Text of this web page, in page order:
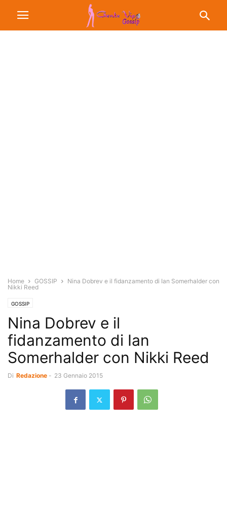
Home GOSSIP
Nina Dobrev e il fidanzamento di Ian Somerhalder con
Nikki Reed
GOSSIP
Nina Dobrev e il
fidanzamento di Ian
Somerhalder con Nikki Reed
Di Redazione - 23 Gennaio 2015